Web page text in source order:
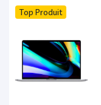
Top Produit